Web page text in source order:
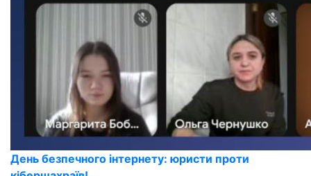
День безпечного інтернету: юристи проти